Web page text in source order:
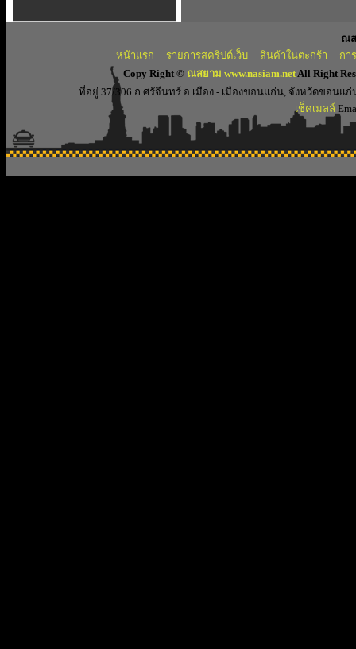
ณส
หน้าแรก
รายการสคริปต์เว็บ สินค้าในตะกร้า
กา
Copy Right © ณสยาม www.nasiam.netAll Right
ที่อยู่ 37/306 ถ.ศรัจีนทร์ อ.เมือง - เมืองขอนแก่น, จังหวัดขอนแก่
เช็คเมลล์